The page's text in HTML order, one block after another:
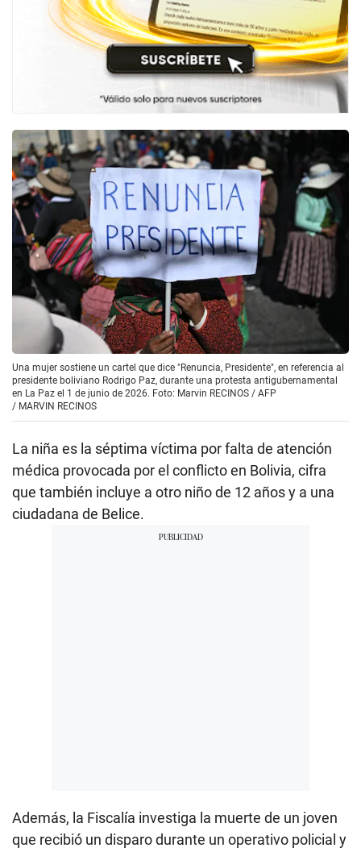
Una mujer sostiene un cartel que dice "Renuncia, Presidente", en referencia al
presidente boliviano Rodrigo Paz, durante una protesta antigubernamental
en La Paz el 1 de junio de 2026. Foto: Marvin RECINOS / AFP
/ MARVIN RECINOS
La niña es la séptima víctima por falta de atención
médica provocada por el conflicto en Bolivia, cifra
que también incluye a otro niño de 12 años y a una
ciudadana de Belice.
Además, la Fiscalía investiga la muerte de un joven
que recibió un disparo durante un operativo policial y